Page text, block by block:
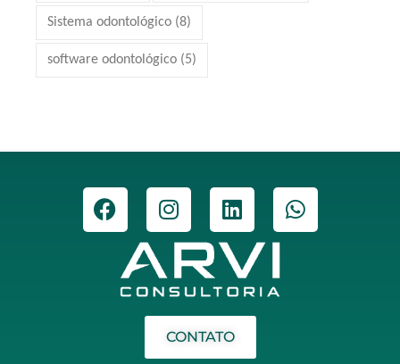
Sistema odontológico (8)
software odontológico (5)
CONTATO